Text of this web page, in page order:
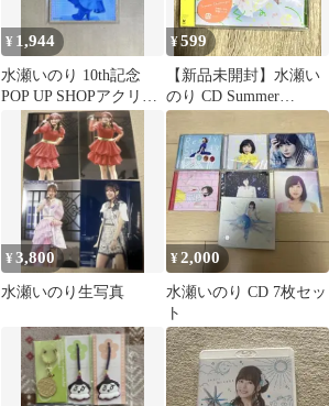
¥ 1,944
水瀬いのり 10th記念
POP UP SHOPアクリル
色紙 Ｄ
¥599
【新品未開封】水瀬い
のり CD Summer
Challenger 封入トレカ
付
¥3,800
水瀬いのり生写真
¥2,000
水瀬いのり CD 7枚セッ
ト